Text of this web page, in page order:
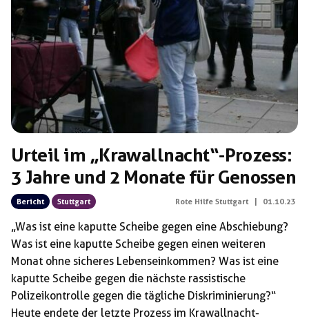
Urteil im „Krawallnacht“-Prozess:
3 Jahre und 2 Monate für Genossen
Bericht Stuttgart Rote Hilfe Stuttgart | 01.10.23
„Was ist eine kaputte Scheibe gegen eine Abschiebung?
Was ist eine kaputte Scheibe gegen einen weiteren
Monat ohne sicheres Lebenseinkommen? Was ist eine
kaputte Scheibe gegen die nächste rassistische
Polizeikontrolle gegen die tägliche Diskriminierung?“
Heute endete der letzte Prozess im Krawallnacht-